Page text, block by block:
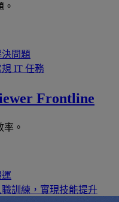
問題
IT 任務
Frontline
。
訓練，實現技能提升